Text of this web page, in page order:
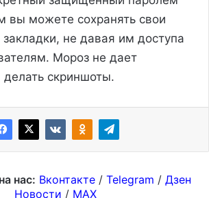
вы можете сохранять свои
не давая им доступа
Мороз не дает
делать скриншоты.
нас: Вконтакте / Telegram / Дзен
Новости / MAX